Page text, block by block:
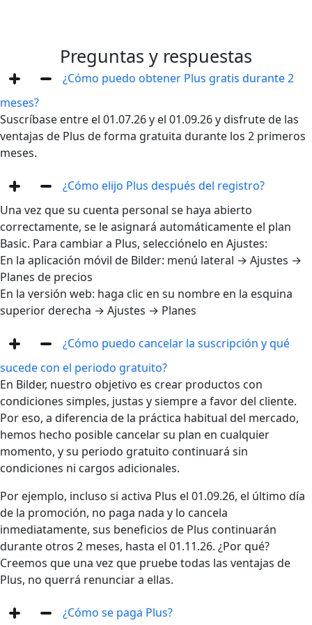
Preguntas y respuestas
¿Cómo puedo obtener Plus gratis durante 2
meses?
Suscríbase entre el 01.07.26 y el 01.09.26 y disfrute de las
ventajas de Plus de forma gratuita durante los 2 primeros
meses.
¿Cómo elijo Plus después del registro?
Una vez que su cuenta personal se haya abierto
correctamente, se le asignará automáticamente el plan
Basic. Para cambiar a Plus, selecciónelo en Ajustes:
En la aplicación móvil de Bilder: menú lateral → Ajustes →
Planes de precios
En la versión web: haga clic en su nombre en la esquina
superior derecha → Ajustes → Planes
¿Cómo puedo cancelar la suscripción y qué
sucede con el periodo gratuito?
En Bilder, nuestro objetivo es crear productos con
condiciones simples, justas y siempre a favor del cliente.
Por eso, a diferencia de la práctica habitual del mercado,
hemos hecho posible cancelar su plan en cualquier
momento, y su periodo gratuito continuará sin
condiciones ni cargos adicionales.
Por ejemplo, incluso si activa Plus el 01.09.26, el último día
de la promoción, no paga nada y lo cancela
inmediatamente, sus beneficios de Plus continuarán
durante otros 2 meses, hasta el 01.11.26. ¿Por qué?
Creemos que una vez que pruebe todas las ventajas de
Plus, no querrá renunciar a ellas.
¿Cómo se paga Plus?